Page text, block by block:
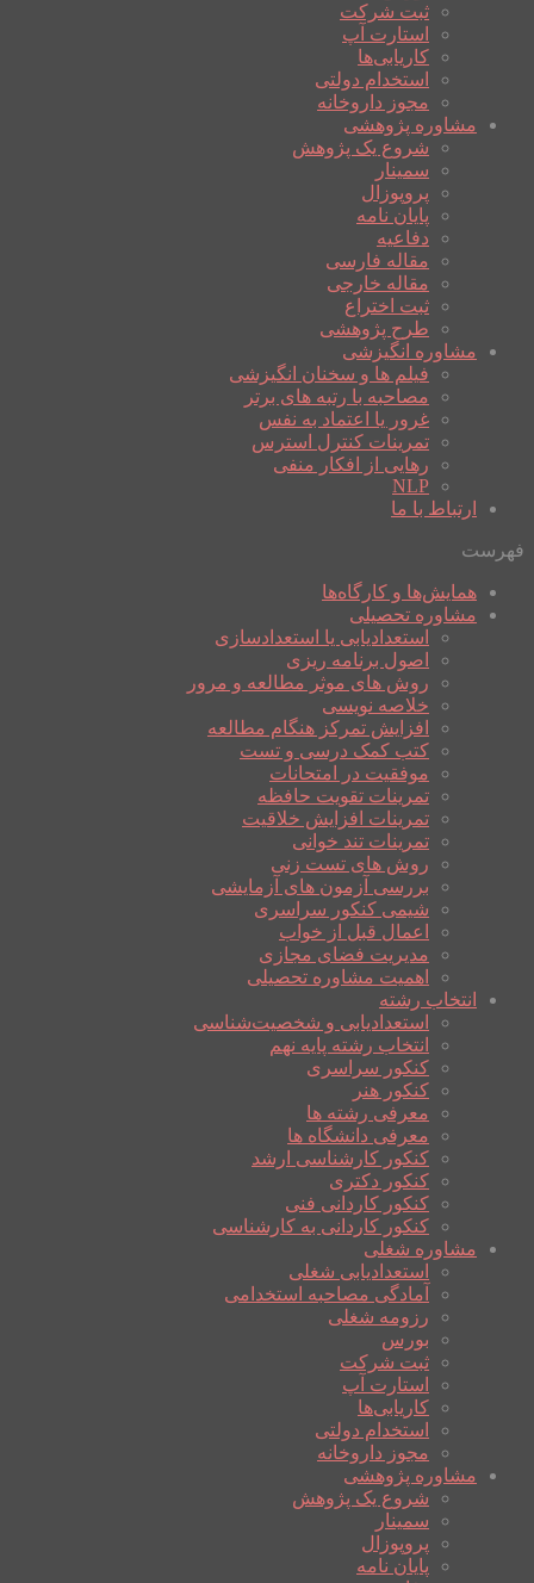
ثبت شرکت
استارت آپ
کاریابی‌ها
استخدام دولتی
مجوز داروخانه
مشاوره پژوهشی
شروع یک پژوهش
سمینار
پروپوزال
پایان نامه
دفاعیه
مقاله فارسی
مقاله خارجی
ثبت اختراع
طرح پژوهشی
مشاوره انگیزشی
فیلم ها و سخنان انگیزشی
مصاحبه با رتبه های برتر
غرور یا اعتماد به نفس
تمرینات کنترل استرس
رهایی از افکار منفی
NLP
ارتباط با ما
فهرست
همایش‌ها و کارگاه‌ها
مشاوره تحصیلی
استعدادیابی یا استعدادسازی
اصول برنامه ریزی
روش های موثر مطالعه و مرور
خلاصه نویسی
افزایش تمرکز هنگام مطالعه
کتب کمک درسی و تست
موفقیت در امتحانات
تمرینات تقویت حافظه
تمرینات افزایش خلاقیت
تمرینات تند خوانی
روش های تست زنی
بررسی آزمون های آزمایشی
شیمی کنکور سراسری
اعمال قبل از خواب
مدیریت فضای مجازی
اهمیت مشاوره تحصیلی
انتخاب رشته
استعدادیابی و شخصیت‌شناسی
انتخاب رشته پایه نهم
کنکور سراسری
کنکور هنر
معرفی رشته ها
معرفی دانشگاه ها
کنکور کارشناسی ارشد
کنکور دکتری
کنکور کاردانی فنی
کنکور کاردانی به کارشناسی
مشاوره شغلی
استعدادیابی شغلی
آمادگی مصاحبه استخدامی
رزومه شغلی
بورس
ثبت شرکت
استارت آپ
کاریابی‌ها
استخدام دولتی
مجوز داروخانه
مشاوره پژوهشی
شروع یک پژوهش
سمینار
پروپوزال
پایان نامه